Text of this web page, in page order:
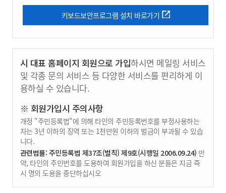
키보드보안프로그램 설치 바로가기
시 대표 홈페이지 회원으로 가입하시면 메일링 서비스
및 각종 문의 서비스 등 다양한 서비스를 편리하게 이
용하실 수 있습니다.
※ 회원가입시 주의사항
개정 "주민등록법"에 의해 타인의 주민등록번호를 부정사용하는
자는 3년 이하의 징역 또는 1천만원 이하의 벌금이 부과될 수 있습
니다.
관련법률: 주민등록법 제37조(벌칙) 제9호(시행일 2006.09.24) 만
약, 타인의 주민번호를 도용하여 회원가입을 하신 분들은 지금 즉
시 명의 도용을 중단하십시오